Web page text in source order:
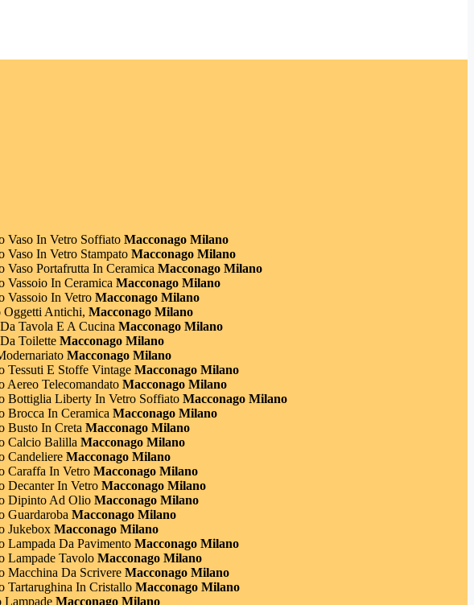
Vaso In Vetro Soffiato Macconago Milano
Vaso In Vetro Stampato Macconago Milano
Vaso Portafrutta In Ceramica Macconago Milano
Vassoio In Ceramica Macconago Milano
Vassoio In Vetro Macconago Milano
Oggetti Antichi, Macconago Milano
Tavola E A Cucina Macconago Milano
Toilette Macconago Milano
Macconago Milano
Tessuti E Stoffe Vintage Macconago Milano
Aereo Telecomandato Macconago Milano
Bottiglia Liberty In Vetro Soffiato Macconago Milano
Brocca In Ceramica Macconago Milano
Busto In Creta Macconago Milano
Calcio Balilla Macconago Milano
Candeliere Macconago Milano
Caraffa In Vetro Macconago Milano
Decanter In Vetro Macconago Milano
Dipinto Ad Olio Macconago Milano
Guardaroba Macconago Milano
Jukebox Macconago Milano
Lampada Da Pavimento Macconago Milano
Lampade Tavolo Macconago Milano
Macchina Da Scrivere Macconago Milano
Tartarughina In Cristallo Macconago Milano
Lampade Macconago Milano